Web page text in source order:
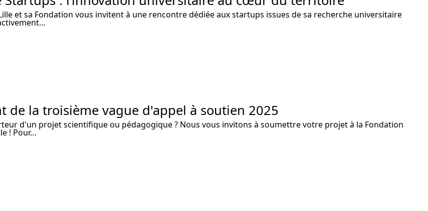
et sa Fondation vous invitent à une rencontre dédiée aux startups issues de sa recherche universitaire
de la troisième vague d'appel à soutien 2025
d'un projet scientifique ou pédagogique ? Nous vous invitons à soumettre votre projet à la Fondation
! Pour…